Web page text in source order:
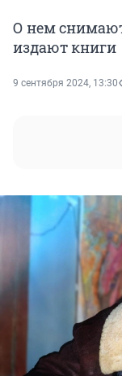
О нем
издают книги
9 сентября 2024, 13:30